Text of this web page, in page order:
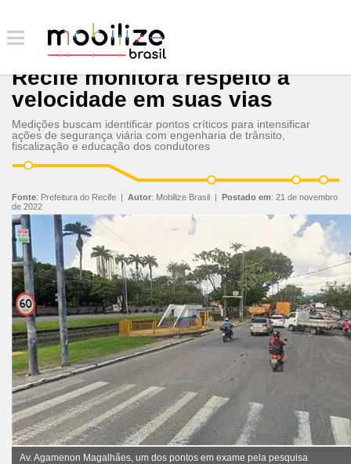
Recife monitora respeito à
velocidade em suas vias
Medições buscam identificar pontos críticos para intensificar
ações de segurança viária com engenharia de trânsito,
fiscalização e educação dos condutores
Fonte: Prefeitura do Recife | Autor: Mobilize Brasil | Postado em: 21 de novembro
de 2022
Av. Agamenon Magalhães, um dos pontos em exame pela pesquisa